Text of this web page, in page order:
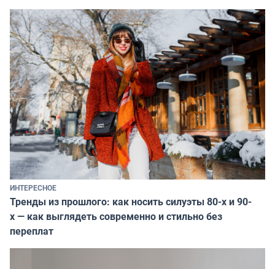
ИНТЕРЕСНОЕ
Тренды из прошлого: как носить силуэты 80-х и 90-
х — как выглядеть современно и стильно без
переплат